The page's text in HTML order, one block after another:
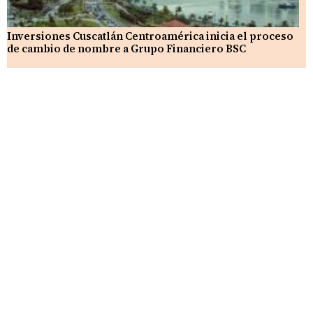
Inversiones Cuscatlán Centroamérica inicia el proceso
de cambio de nombre a Grupo Financiero BSC